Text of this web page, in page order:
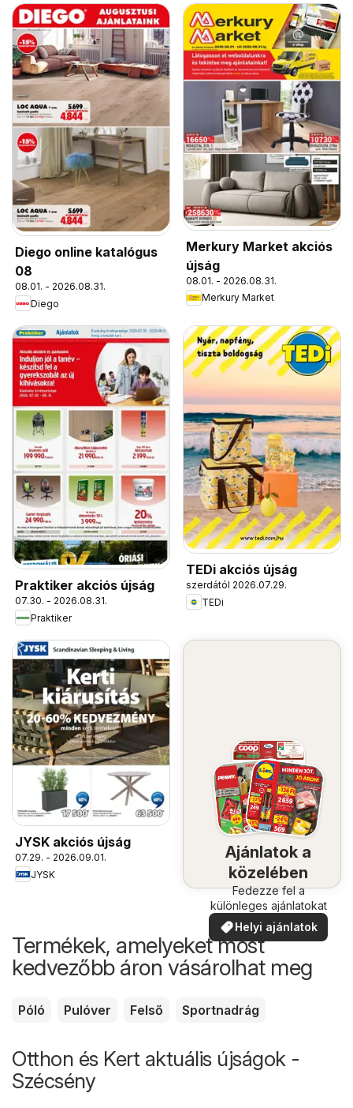
Diego online katalógus
08
08.01. - 2026.08.31.
Diego
Merkury Market akciós
újság
08.01. - 2026.08.31.
Merkury Market
Praktiker akciós újság
07.30. - 2026.08.31.
Praktiker
TEDi akciós újság
szerdától 2026.07.29.
TEDi
JYSK akciós újság
07.29. - 2026.09.01.
JYSK
Ajánlatok a
közelében
Fedezze fel a
különleges ajánlatokat
Helyi ajánlatok
Termékek, amelyeket most
kedvezőbb áron vásárolhat meg
Póló Pulóver Felső Sportnadrág
Otthon és Kert aktuális újságok -
Szécsény